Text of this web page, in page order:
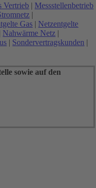
Vertrieb | Messstellenbetrieb
|
Gas | Netzentgelte
Nahwärme Netz |
| Sondervertragskunden |
sowie auf den